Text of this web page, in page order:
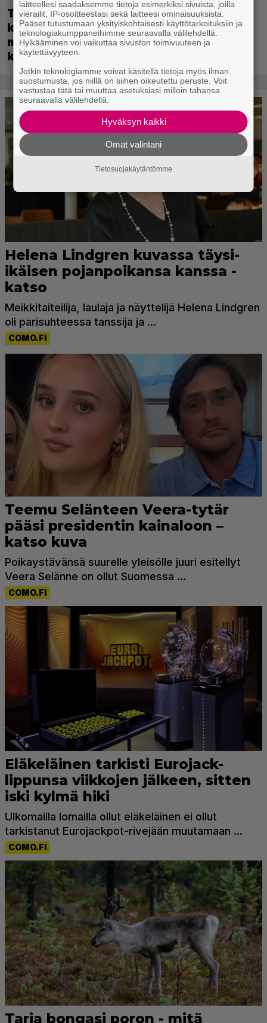
Tulevassa ajopelissä voi kokea
kyytipalveluyrittäjän arjen – jokaisella
matkustajalla on oma hulvaton,
koskettava tai outo tarinansa
laitteellesi saadaksemme tietoja esimerkiksi sivuista, joilla
vierailit, IP-osoitteestasi sekä laitteesi ominaisuuksista.
Pääset tutustumaan yksityiskohtaisesti käyttötarkoituksiin ja
teknologiakumppaneihimme seuraavalla välilehdellä.
Hylkääminen voi vaikuttaa sivuston toimivuuteen ja
käytettävyyteen.
Jotkin teknologiamme voivat käsitellä tietoja myös ilman
suostumusta, jos niillä on siihen oikeutettu peruste. Voit
vastustaa tätä tai muuttaa asetuksiasi milloin tahansa
seuraavalla välilehdellä.
Hyväksyn kaikki
Omat valintani
Tietosuojakäytäntömme